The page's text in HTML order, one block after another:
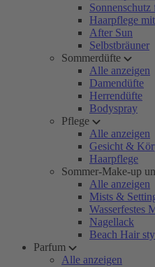
Haarpflege
After Sun
Selbstbräuner
Sommerdüfte
Alle anzeigen
Damendüfte
Herrendüfte
Bodyspray
Pflege
Alle anzeigen
Gesicht &
Haarpflege
Sommer-Make-up
Alle anzeigen
Mists &
Wasserfestes
Nagellack
Beach Hair
Parfum
Alle anzeigen